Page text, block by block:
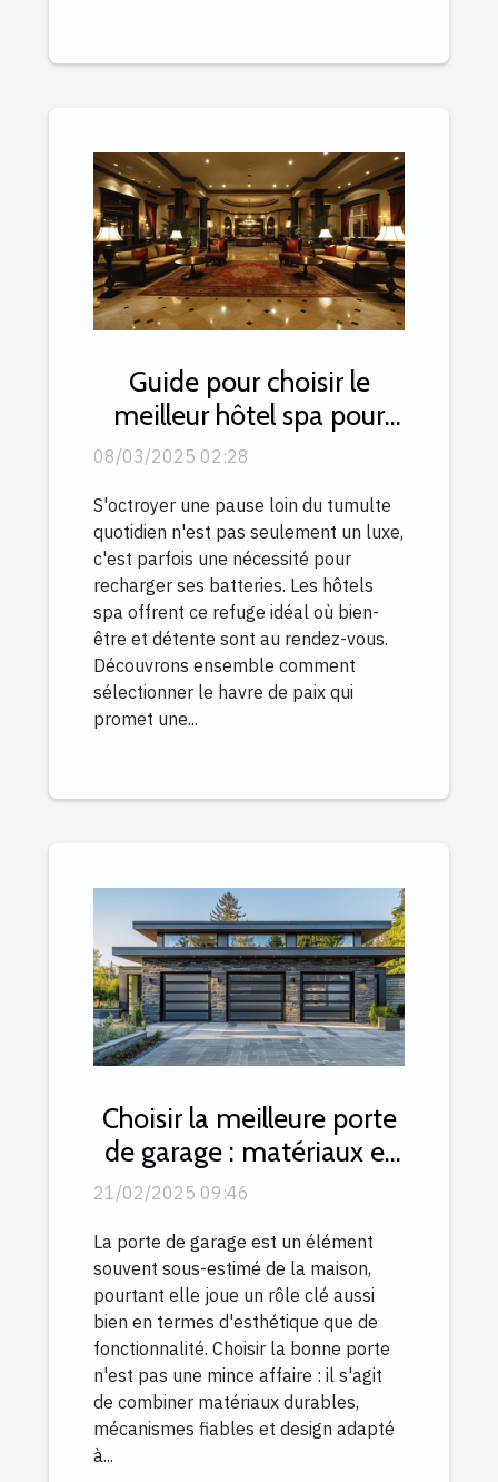
Guide pour choisir le
meilleur hôtel spa pour
une escapade relaxante
08/03/2025 02:28
S'octroyer une pause loin du tumulte
quotidien n'est pas seulement un luxe,
c'est parfois une nécessité pour
recharger ses batteries. Les hôtels
spa offrent ce refuge idéal où bien-
être et détente sont au rendez-vous.
Découvrons ensemble comment
sélectionner le havre de paix qui
promet une...
Choisir la meilleure porte
de garage : matériaux et
mécanismes expliqués
21/02/2025 09:46
La porte de garage est un élément
souvent sous-estimé de la maison,
pourtant elle joue un rôle clé aussi
bien en termes d'esthétique que de
fonctionnalité. Choisir la bonne porte
n'est pas une mince affaire : il s'agit
de combiner matériaux durables,
mécanismes fiables et design adapté
à...